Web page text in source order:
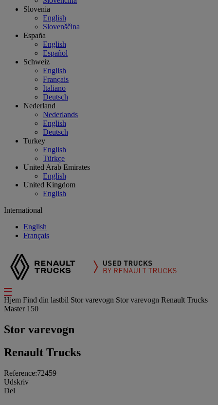
Slovenia
English
Slovenščina
España
English
Español
Schweiz
English
Français
Italiano
Deutsch
Nederland
Nederlands
English
Deutsch
Turkey
English
Türkçe
United Arab Emirates
English
United Kingdom
English
International
English
Français
Hjem Find din lastbil Stor varevogn Stor varevogn Renault Trucks
Master 150
Stor varevogn
Renault Trucks
Reference:72459
Udskriv
Del